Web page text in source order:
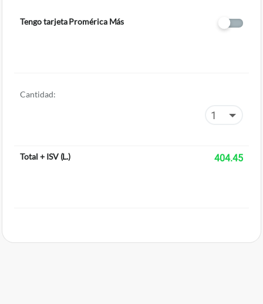
Tengo tarjeta Promérica Más
Cantidad:
Total + ISV(L.) 404.45